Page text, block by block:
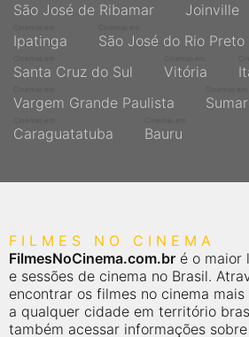
São José de Ribamar Joinville
Ipatinga São José do Rio Preto
Santa Cruz do Sul Vitória
Vargem Grande Paulista
Caraguatatuba Bauru
FILMES NO CINEMA
FilmesNoCinema.com.br é o maior
e sessões de cinema no Brasil.
encontrar os filmes no cinema
a qualquer cidade em território
também acessar informações